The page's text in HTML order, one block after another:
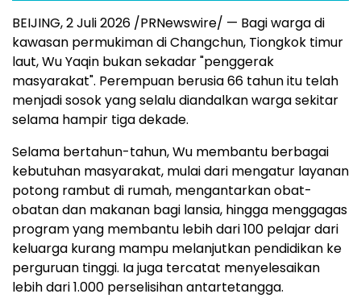
BEIJING, 2 Juli 2026 /PRNewswire/ — Bagi warga di
kawasan permukiman di Changchun, Tiongkok timur
laut, Wu Yaqin bukan sekadar "penggerak
masyarakat". Perempuan berusia 66 tahun itu telah
menjadi sosok yang selalu diandalkan warga sekitar
selama hampir tiga dekade.
Selama bertahun-tahun, Wu membantu berbagai
kebutuhan masyarakat, mulai dari mengatur layanan
potong rambut di rumah, mengantarkan obat-
obatan dan makanan bagi lansia, hingga menggagas
program yang membantu lebih dari 100 pelajar dari
keluarga kurang mampu melanjutkan pendidikan ke
perguruan tinggi. Ia juga tercatat menyelesaikan
lebih dari 1.000 perselisihan antartetangga.